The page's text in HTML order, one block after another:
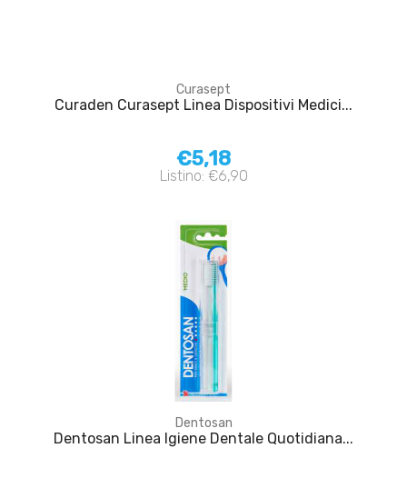
Curasept
Curaden Curasept Linea Dispositivi Medici...
€5,18
Listino: €6,90
Dentosan
Dentosan Linea Igiene Dentale Quotidiana...